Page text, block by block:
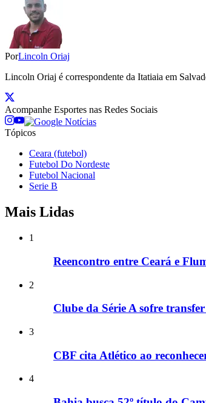
PorLincoln Oriaj
Lincoln Oriaj é correspondente da Itatiaia em
Acompanhe Esportes nas Redes Sociais
Tópicos
Ceara (futebol)
Futebol Do Nordeste
Futebol Nacional
Serie B
Mais Lidas
1
Reencontro entre Ceará e
2
Clube da Série A sofre
3
CBF cita Atlético ao
4